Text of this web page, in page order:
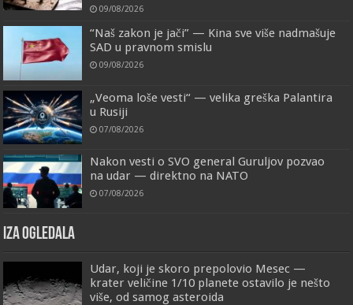
09/08/2026
“Naš zakon je jači” — Kina sve više nadmašuje
SAD u pravnom smislu
09/08/2026
„Veoma loše vesti“ — velika greška Palantira
u Rusiji
07/08/2026
Nakon vesti o SVO general Guruljov pozvao
na udar — direktno na NATO
07/08/2026
IZA OGLEDALA
Udar, koji je skoro prepolovio Mesec —
krater veličine 1/10 planete ostavilo je nešto
više, od samog asteroida